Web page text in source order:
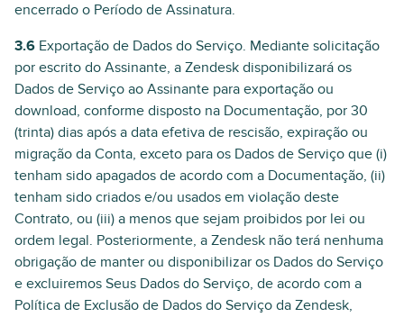
encerrado o Período de Assinatura.
3.6 Exportação de Dados do Serviço. Mediante solicitação
por escrito do Assinante, a Zendesk disponibilizará os
Dados de Serviço ao Assinante para exportação ou
download, conforme disposto na Documentação, por 30
(trinta) dias após a data efetiva de rescisão, expiração ou
migração da Conta, exceto para os Dados de Serviço que (i)
tenham sido apagados de acordo com a Documentação, (ii)
tenham sido criados e/ou usados em violação deste
Contrato, ou (iii) a menos que sejam proibidos por lei ou
ordem legal. Posteriormente, a Zendesk não terá nenhuma
obrigação de manter ou disponibilizar os Dados do Serviço
e excluiremos Seus Dados do Serviço, de acordo com a
Política de Exclusão de Dados do Serviço da Zendesk,